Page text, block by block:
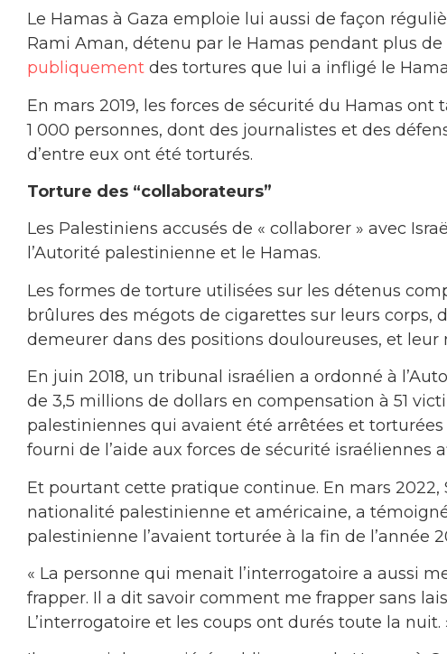
Le Hamas à Gaza emploie lui aussi de façon
Rami Aman, détenu par le Hamas pendant plus de
publiquement des tortures que lui a infligé le
En mars 2019, les forces de sécurité du Hamas
1 000 personnes, dont des journalistes et des
d’entre eux ont été torturés.
Torture des “collaborateurs”
Les Palestiniens accusés de « collaborer » avec
l’Autorité palestinienne et le Hamas.
Les formes de torture utilisées sur les détenus
brûlures des mégots de cigarettes sur leurs corps,
demeurer dans des positions douloureuses, et
En juin 2018, un tribunal israélien a ordonné à
de 3,5 millions de dollars en compensation à 51
palestiniennes qui avaient été arrêtées et torturées
fourni de l’aide aux forces de sécurité israéliennes
Et pourtant cette pratique continue. En mars 2022,
nationalité palestinienne et américaine, a
palestinienne l’avaient torturée à la fin de l’année
« La personne qui menait l’interrogatoire a aussi
frapper. Il a dit savoir comment me frapper sans
L’interrogatoire et les coups ont durés toute la nuit.